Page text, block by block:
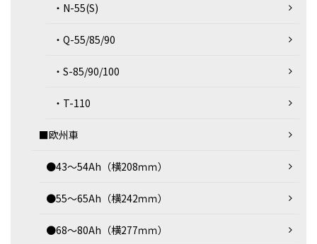
・N-55(S)
・Q-55/85/90
・S-85/90/100
・T-110
■欧州車
●43～54Ah（横208ｍｍ）
●55～65Ah（横242ｍｍ）
●68～80Ah（横277ｍｍ）